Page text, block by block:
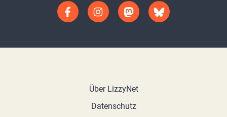
Über LizzyNet
Datenschutz